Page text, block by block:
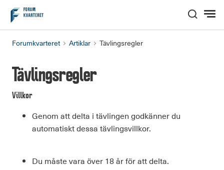
Hem
Forumkvarteret Artiklar Tävlingsregler
Tävlingsregler
Villkor
Genom att delta i tävlingen godkänner du
automatiskt dessa tävlingsvillkor.
Du måste vara över 18 år för att delta.